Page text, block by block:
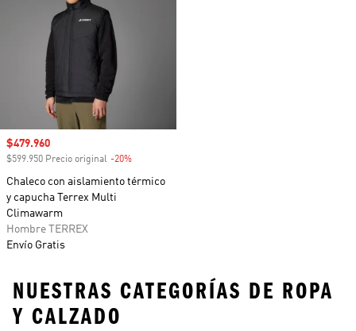
Precio de venta
$479.960
$599.950 Precio original -20%
Chaleco con aislamiento térmico
y capucha Terrex Multi
Climawarm
Hombre TERREX
Envío Gratis
NUESTRAS CATEGORÍAS DE ROPA
Y CALZADO